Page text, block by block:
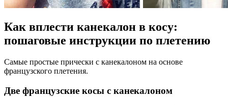
Как вплести канекалон в косу:
пошаговые инструкции по плетению
Самые простые прически с канекалоном на основе
французского плетения.
Две французские косы с канекалоном